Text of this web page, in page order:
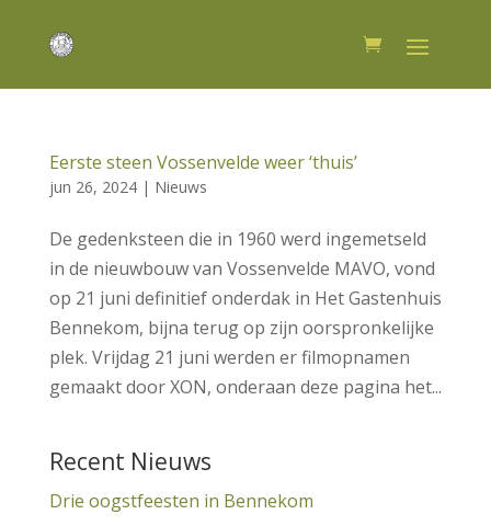
Eerste steen Vossenvelde weer ‘thuis’
jun 26, 2024| Nieuws
De gedenksteen die in 1960 werd ingemetseld
in de nieuwbouw van Vossenvelde MAVO, vond
op 21 juni definitief onderdak in Het Gastenhuis
Bennekom, bijna terug op zijn oorspronkelijke
plek. Vrijdag 21 juni werden er filmopnamen
gemaakt door XON, onderaan deze pagina het...
Recent Nieuws
Drie oogstfeesten in Bennekom